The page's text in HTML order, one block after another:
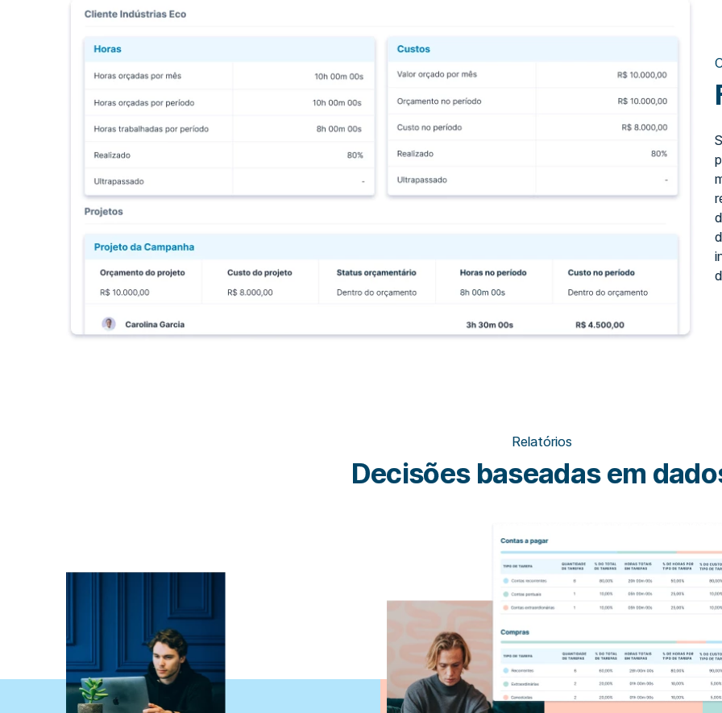
Relatórios
Decisões baseadas em